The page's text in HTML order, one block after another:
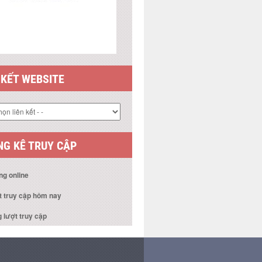
WEBSITE
KÊ TRUY CẬP
online
truy cập hôm nay
lượt truy cập